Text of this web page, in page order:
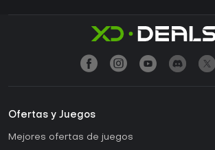
Ofertas y Juegos
Mejores ofertas de juegos